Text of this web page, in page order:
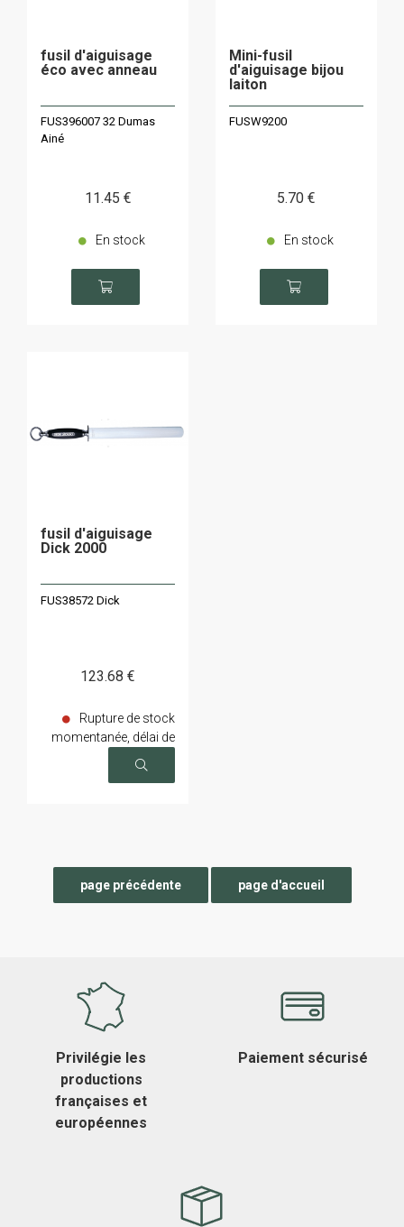
fusil d'aiguisage
éco avec anneau
FUS396007 32 Dumas
Ainé
11.45 €
En stock
Mini-fusil
d'aiguisage bijou
laiton
FUSW9200
5.70 €
En stock
fusil d'aiguisage
Dick 2000
FUS38572 Dick
123.68 €
Rupture de stock
momentanée, délai de
livraison sur demande
Privilégie les
productions
françaises et
européennes
Paiement sécurisé